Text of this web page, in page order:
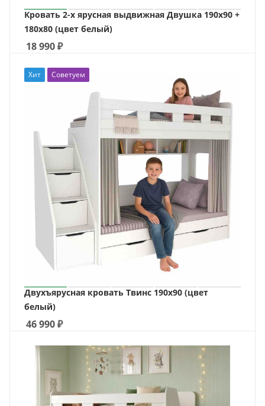
Кровать 2-х ярусная выдвижная Двушка 190х90 +
180х80 (цвет белый)
18 990₽
Хит Советуем
Двухъярусная кровать Твинс 190х90 (цвет
белый)
46 990₽